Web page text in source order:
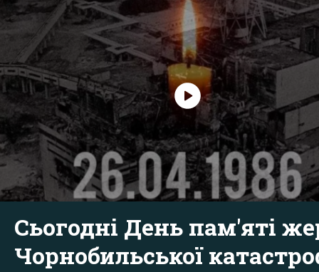
Сьогодні День пам'яті
Чорнобильської